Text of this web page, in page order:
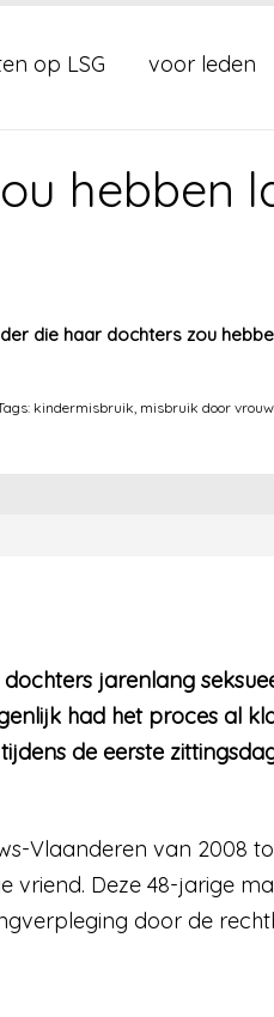
op LSG voor leden
hebben
die haar dochters zou
kindermisbruik, misbruik door
jarenlang
had het proces al
de eerste
Vlaanderen van 2008
Deze 48-jarige
door de